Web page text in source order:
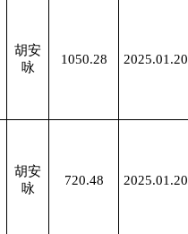
胡安
咏
1050.28 2025.01.20
胡安
咏
720.48 2025.01.20